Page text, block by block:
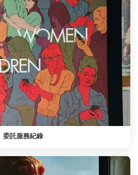
委託服務紀錄